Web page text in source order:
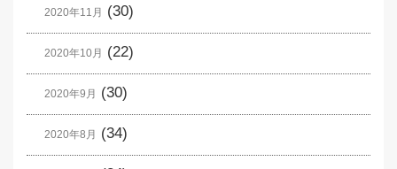
2020年11月 (30)
2020年10月 (22)
2020年9月 (30)
2020年8月 (34)